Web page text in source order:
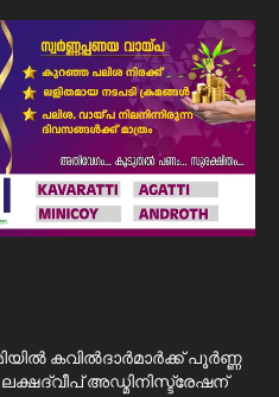
കവിൽദാർമാർക്ക് പൂർണ്ണ
അഡ്മിനിസ്ട്രേഷന്